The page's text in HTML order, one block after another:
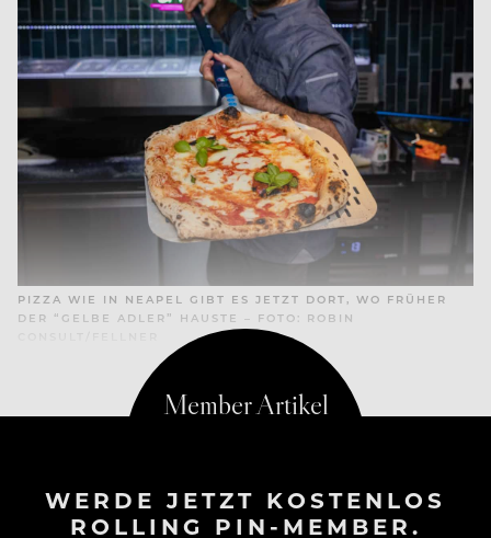
PIZZA WIE IN NEAPEL GIBT ES JETZT DORT, WO FRÜHER
DER “GELBE ADLER” HAUSTE – FOTO: ROBIN
WERDE JETZT KOSTENLOS
ROLLING PIN-MEMBER.